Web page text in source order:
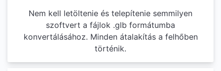
Nem kell letöltenie és telepítenie semmilyen
szoftvert a fájlok .glb formátumba
konvertálásához. Minden átalakítás a felhőben
történik.